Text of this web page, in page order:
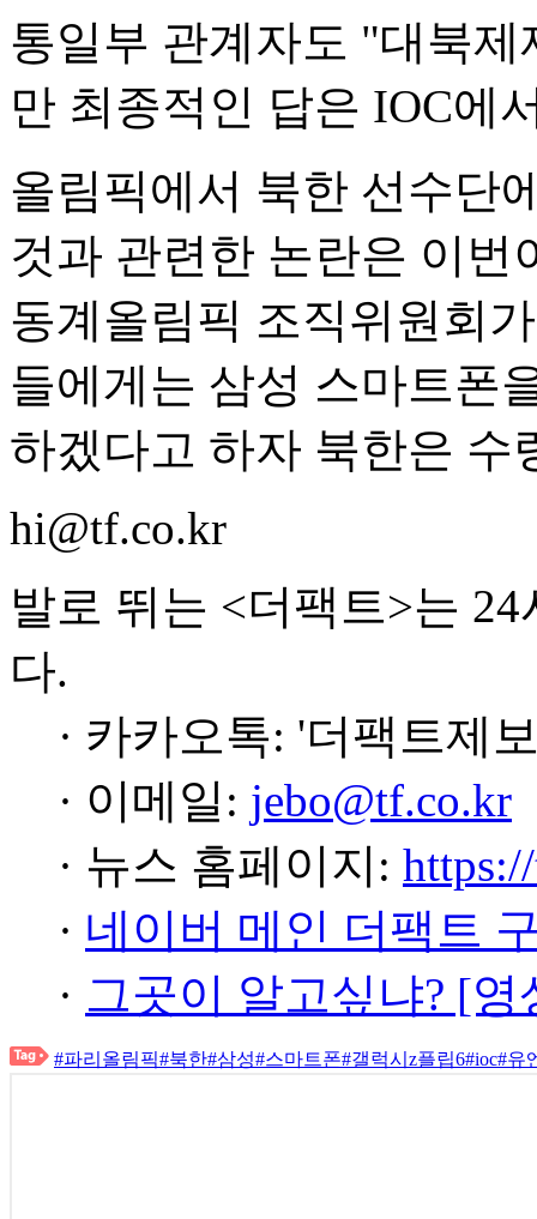
통일부 관계자도 "대북
만 최종적인 답은 IOC에
올림픽에서 북한 선수단
것과 관련한 논란은 이번
동계올림픽 조직위원회
들에게는 삼성 스마트폰
하겠다고 하자 북한은 수
hi@tf.co.kr
발로 뛰는 <더팩트>는
다.
· 카카오톡: '더팩트제
· 이메일: jebo@tf.co.kr
· 뉴스 홈페이지:
· 네이버 메인 더팩트
· 그곳이 알고싶냐? [
#파리올림픽#북한#삼성#스마트폰#갤럭시z플립6#ioc#유